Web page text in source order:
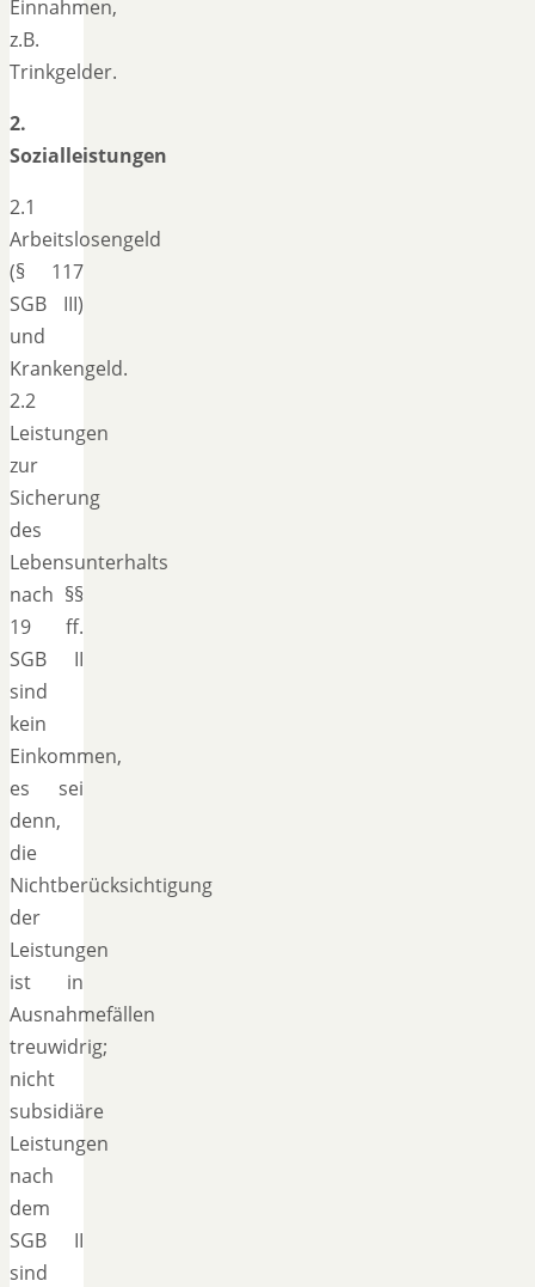
Einnahmen,
z.B.
Trinkgelder.
2.
Sozialleistungen
2.1
Arbeitslosengeld
(§ 117
SGB III)
und
Krankengeld.
2.2
Leistungen
zur
Sicherung
des
Lebensunterhalts
nach §§
19 ff.
SGB II
sind
kein
Einkommen,
es sei
denn,
die
Nichtberücksichtigung
der
Leistungen
ist in
Ausnahmefällen
treuwidrig;
nicht
subsidiäre
Leistungen
nach
dem
SGB II
sind